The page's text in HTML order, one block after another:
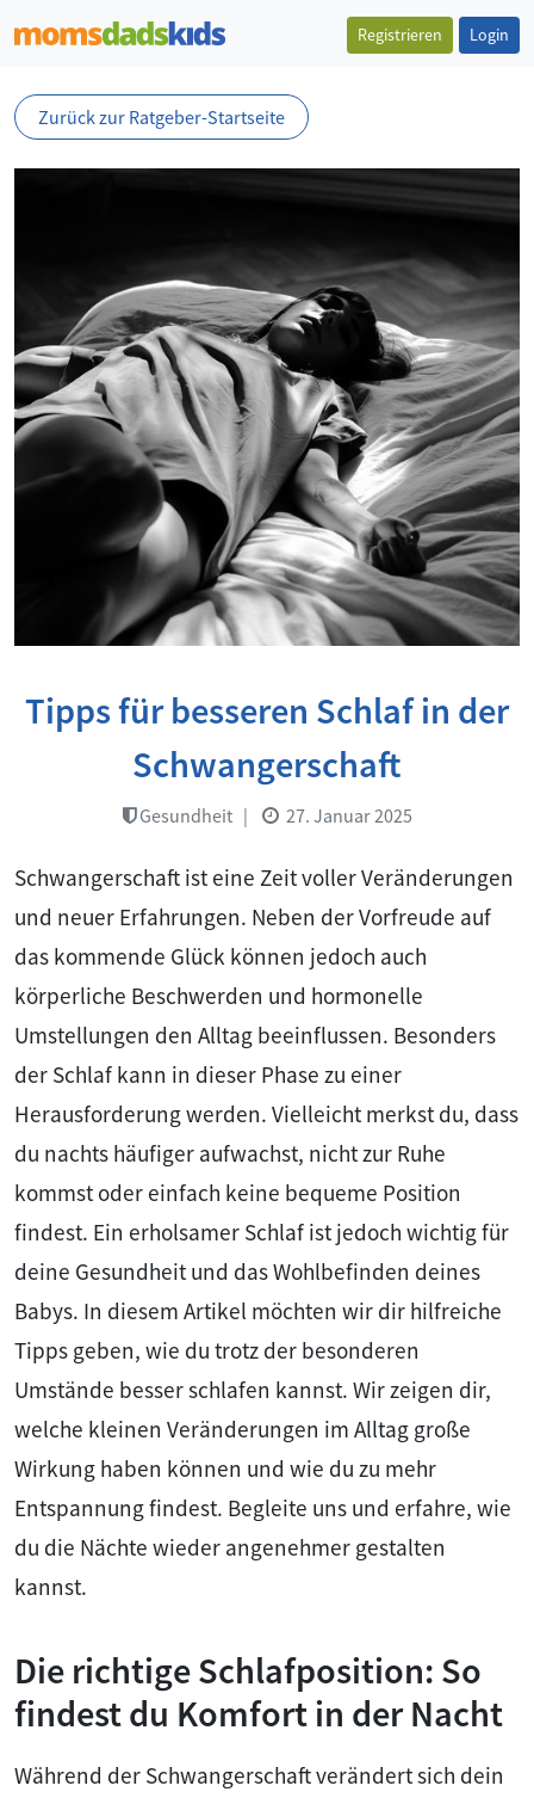
Registrieren Login
Zurück zur Ratgeber-Startseite
Tipps für besseren Schlaf in der
Schwangerschaft
Gesundheit| 27. Januar 2025
Schwangerschaft ist eine Zeit voller Veränderungen
und neuer Erfahrungen. Neben der Vorfreude auf
das kommende Glück können jedoch auch
körperliche Beschwerden und hormonelle
Umstellungen den Alltag beeinflussen. Besonders
der Schlaf kann in dieser Phase zu einer
Herausforderung werden. Vielleicht merkst du, dass
du nachts häufiger aufwachst, nicht zur Ruhe
kommst oder einfach keine bequeme Position
findest. Ein erholsamer Schlaf ist jedoch wichtig für
deine Gesundheit und das Wohlbefinden deines
Babys. In diesem Artikel möchten wir dir hilfreiche
Tipps geben, wie du trotz der besonderen
Umstände besser schlafen kannst. Wir zeigen dir,
welche kleinen Veränderungen im Alltag große
Wirkung haben können und wie du zu mehr
Entspannung findest. Begleite uns und erfahre, wie
du die Nächte wieder angenehmer gestalten
kannst.
Die richtige Schlafposition: So
findest du Komfort in der Nacht
Während der Schwangerschaft verändert sich dein